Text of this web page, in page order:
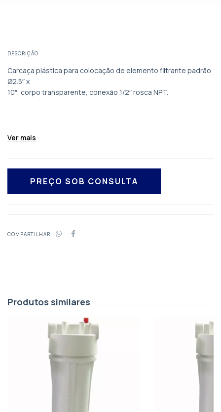
DESCRIÇÃO
Carcaça plástica para colocação de elemento filtrante padrão
Ø2.5″ x
10″, corpo transparente, conexão 1/2″ rosca NPT.
Ver mais
COMPARTILHAR
Produtos similares